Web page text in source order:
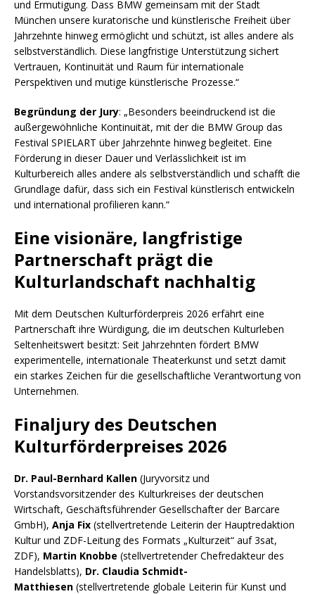
und Ermutigung. Dass BMW gemeinsam mit der Stadt
München unsere kuratorische und künstlerische Freiheit über
Jahrzehnte hinweg ermöglicht und schützt, ist alles andere als
selbstverständlich. Diese langfristige Unterstützung sichert
Vertrauen, Kontinuität und Raum für internationale
Perspektiven und mutige künstlerische Prozesse.“
Begründung der Jury: „Besonders beeindruckend ist die
außergewöhnliche Kontinuität, mit der die BMW Group das
Festival SPIELART über Jahrzehnte hinweg begleitet. Eine
Förderung in dieser Dauer und Verlässlichkeit ist im
Kulturbereich alles andere als selbstverständlich und schafft die
Grundlage dafür, dass sich ein Festival künstlerisch entwickeln
und international profilieren kann.“
Eine visionäre, langfristige
Partnerschaft prägt die
Kulturlandschaft nachhaltig
Mit dem Deutschen Kulturförderpreis 2026 erfährt eine
Partnerschaft ihre Würdigung, die im deutschen Kulturleben
Seltenheitswert besitzt: Seit Jahrzehnten fördert BMW
experimentelle, internationale Theaterkunst und setzt damit
ein starkes Zeichen für die gesellschaftliche Verantwortung von
Unternehmen.
Finaljury des Deutschen
Kulturförderpreises 2026
Dr. Paul-Bernhard Kallen (Juryvorsitz und
Vorstandsvorsitzender des Kulturkreises der deutschen
Wirtschaft, Geschäftsführender Gesellschafter der Barcare
GmbH), Anja Fix (stellvertretende Leiterin der Hauptredaktion
Kultur und ZDF-Leitung des Formats „Kulturzeit“ auf 3sat,
ZDF), Martin Knobbe (stellvertretender Chefredakteur des
Handelsblatts), Dr. Claudia Schmidt-
Matthiesen (stellvertretende globale Leiterin für Kunst und